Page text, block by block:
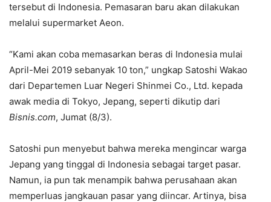
tersebut di Indonesia. Pemasaran baru akan dilakukan
melalui supermarket Aeon.
“Kami akan coba memasarkan beras di Indonesia mulai
April-Mei 2019 sebanyak 10 ton,” ungkap Satoshi Wakao
dari Departemen Luar Negeri Shinmei Co., Ltd. kepada
awak media di Tokyo, Jepang, seperti dikutip dari
Bisnis.com, Jumat (8/3).
Satoshi pun menyebut bahwa mereka mengincar warga
Jepang yang tinggal di Indonesia sebagai target pasar.
Namun, ia pun tak menampik bahwa perusahaan akan
memperluas jangkauan pasar yang diincar. Artinya, bisa